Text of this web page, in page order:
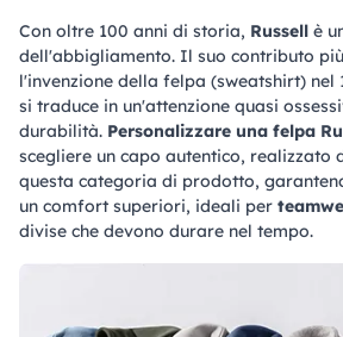
Con oltre 100 anni di storia, Russell è
dell'abbigliamento. Il suo contributo
l'invenzione della felpa (sweatshirt) nel
si traduce in un'attenzione quasi
durabilità. Personalizzare una felpa
scegliere un capo autentico, realizzato
questa categoria di prodotto,
un comfort superiori, ideali per
divise che devono durare nel tempo.